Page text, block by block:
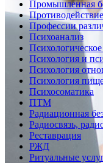
Промышленная
Профессии
Психоанализ
Психология и
Психология
Психология
Психосоматика
ПТМ
Радиационная
Радиосвязь,
Реставрация
РЖД
Ритуальные